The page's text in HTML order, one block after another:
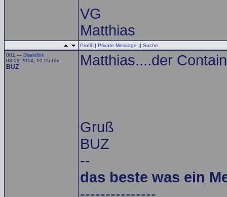
VG
Matthias
Profil || Private Message || Suche
001 — Direktlink
03.02.2014, 10:25 Uhr
BUZ Matthias....der
Gruß
BUZ
--
das beste was ein